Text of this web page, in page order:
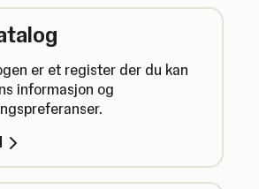
er et register der du kan
informasjon og